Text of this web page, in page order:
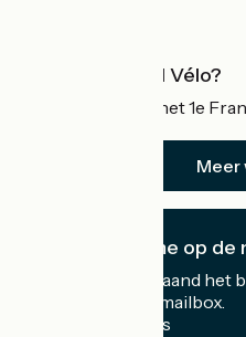
Wat is Accueil Vélo?
Accueil Vélo is het 1e
Meer
Ik abonneer me op
Ontvang elke maand het
Frankrijk in uw mailbox.
Mijn e-mailadres